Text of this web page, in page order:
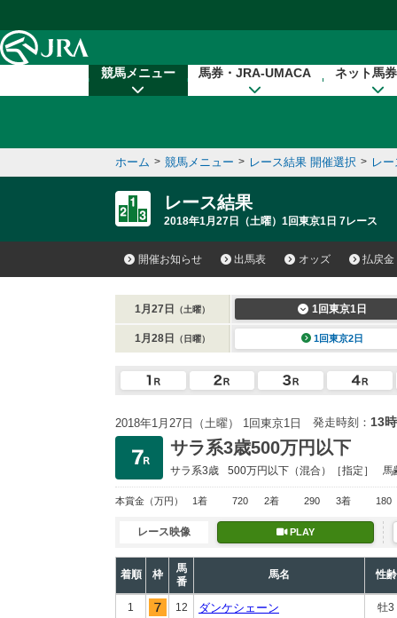
競馬メニュー 馬券・JRA-UMACA ネット馬
ホーム > 競馬メニュー > レース結果 開催選択 > レ
レース結果
2018年1月27日（土曜）1回東京1日 7レース
開催お知らせ 出馬表 オッズ 払戻金
1月27日 （土曜） 1回東京1日
1月28日 （日曜） 1回東京2日
2018年1月27日（土曜） 1回東京1日 発走時刻： 13
サラ系3歳500万円以下
サラ系3歳 500万円以下 （混合）［指定］ 馬
本賞金 （万円） 1着 720 2着 290 3着 180
レース映像 PLAY
着順 枠
馬
番
馬名 性齢
1 12 ダンケシェーン 牡3